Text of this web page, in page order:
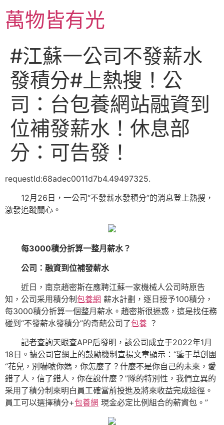
主萬物皆有光
#江蘇一公司不發薪水
發積分#上熱搜！公
司：台包養網站融資到
位補發薪水！休息部
分：可告發！
requestId:68adec0011d7b4.49497325.
12月26日， 一公司“不發薪水發積分”的消息登上熱搜，
激發追蹤關心。
每3000積分折算一整月薪水？
公司：融資到位補發薪水
近日，南京趙密斯在應聘江蘇一家機械人公司時原告
知，公司采用積分制包養網 薪水計劃，逐日授予100積分，
每3000積分折算一個整月薪水。趙密斯很迷惑，這是找任務
碰到“不發薪水發積分”的奇葩公司了包養 ？
記者查詢天眼查APP后發明，該公司成立于2022年1月
18日。據公司官網上的鼓勵機制宣揚文章顯示：“鑒于草創團
“花兒，別嚇唬你媽，你怎麼了？什麼不是你自己的未來，愛
錯了人，信了錯人，你在說什麼？”隊的特別性，我們立異的
采用了積分制來明白員工確當前投進及將來收益完成途徑。
員工可以選擇積分+包養網 現金必定比例組合的薪資包。”